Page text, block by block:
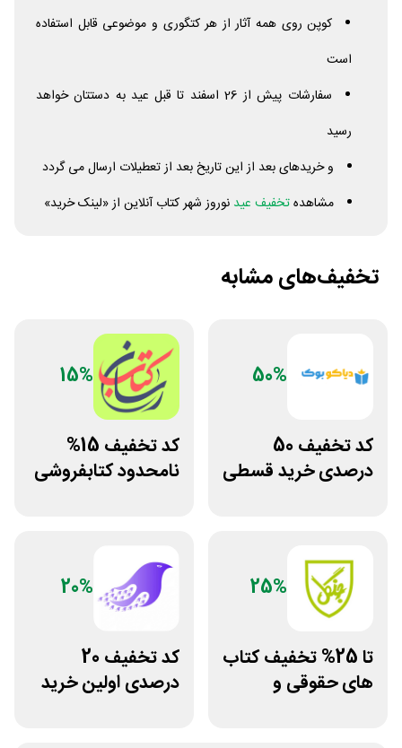
کوپن روی همه آثار از هر کتگوری و موضوعی قابل استفاده
است
سفارشات پیش از 26 اسفند تا قبل عید به دستتان خواهد
رسید
و خریدهای بعد از این تاریخ بعد از تعطیلات ارسال می گردد
مشاهدهتخفیف عید نوروز شهر کتاب آنلاین از «لینک خرید»
تخفیف‌های مشابه
50%
کد تخفیف 50
درصدی خرید قسطی
15%
کد تخفیف 15%
نامحدود کتابفروشی
25%
تا 25% تخفیف کتاب
های حقوقی و
20%
کد تخفیف 20
درصدی اولین خرید